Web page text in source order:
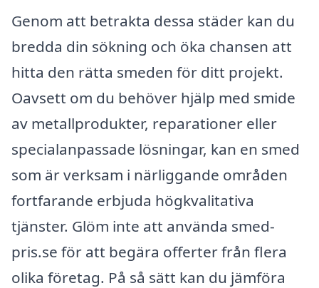
Genom att betrakta dessa städer kan du
bredda din sökning och öka chansen att
hitta den rätta smeden för ditt projekt.
Oavsett om du behöver hjälp med smide
av metallprodukter, reparationer eller
specialanpassade lösningar, kan en smed
som är verksam i närliggande områden
fortfarande erbjuda högkvalitativa
tjänster. Glöm inte att använda smed-
pris.se för att begära offerter från flera
olika företag. På så sätt kan du jämföra